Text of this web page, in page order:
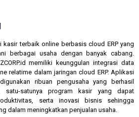
kasir terbaik online berbasis cloud ERP yang
berbagai usaha dengan banyak cabang.
memiliki keunggulan integrasi data
relatime dalam jaringan cloud ERP. Aplikasi
ribuan pengusaha yang berhasil
satu-satunya program kasir yang dapat
serta inovasi bisnis sehingga
dalam meningkatkan penjualan usaha.